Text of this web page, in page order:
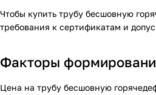
Чтобы купить трубу бесшовную
требования к сертификатам и
Факторы
Цена на трубу бесшовную